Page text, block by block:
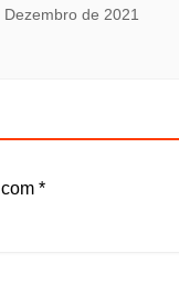
Dezembro de 2021
*